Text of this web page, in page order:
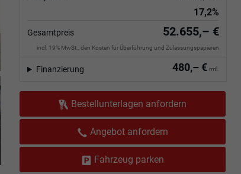
17,2%
Gesamtpreis 52.655,– €
incl. 19% MwSt., den Kosten für Überführung und Zulassungspapieren
480,– € mtl.
Finanzierung
Bestellunterlagen anfordern
Angebot anfordern
Fahrzeug parken